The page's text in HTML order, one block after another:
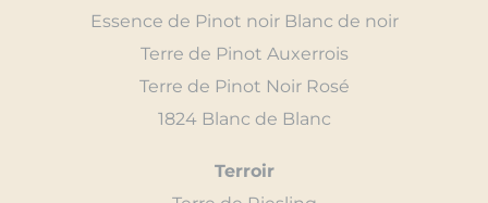
Essence de Pinot noir Blanc de noir
Terre de Pinot Auxerrois
Terre de Pinot Noir Rosé
1824 Blanc de Blanc
Terroir